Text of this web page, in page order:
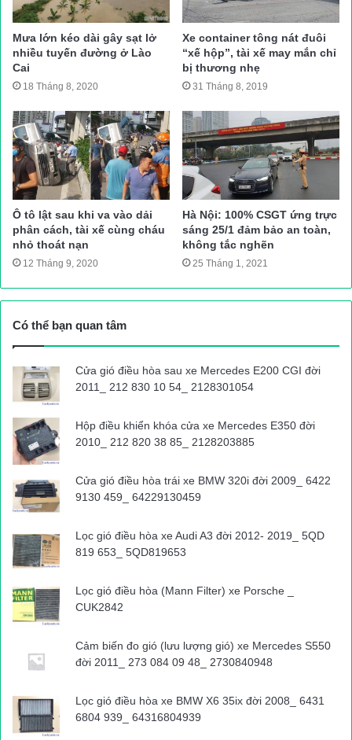
trường đi đến công an huyện trình diện.
Nhận được tin báo, lực lượng CSGT đã đến hiện trường thu
thập thông tin, chứng cứ và trích xuất camera an ninh để xác
định nguyên nhân.
Hải Đường
Nguồn bài viết:ATGT.VN
39 người chết ở Anh mới nhất
Tin tuc trong ngay
Mưa lớn kéo dài gây sạt lở
nhiều tuyến đường ở Lào
Cai
18 Tháng 8, 2020
Xe container tông nát đuôi
“xế hộp”, tài xế may mắn chỉ
bị thương nhẹ
31 Tháng 8, 2019
Ô tô lật sau khi va vào dải
phân cách, tài xế cùng cháu
nhỏ thoát nạn
12 Tháng 9, 2020
Hà Nội: 100% CSGT ứng trực
sáng 25/1 đảm bảo an toàn,
không tắc nghẽn
25 Tháng 1, 2021
Có thể bạn quan tâm
Cửa gió điều hòa sau xe Mercedes E200 CGI đời
2011_ 212 830 10 54_ 2128301054
Hộp điều khiển khóa cửa xe Mercedes E350 đời
2010_ 212 820 38 85_ 2128203885
Cửa gió điều hòa trái xe BMW 320i đời 2009_ 6422
9130 459_ 64229130459
Lọc gió điều hòa xe Audi A3 đời 2012- 2019_ 5QD
819 653_ 5QD819653
Lọc gió điều hòa (Mann Filter) xe Porsche _
CUK2842
Cảm biến đo gió (lưu lượng gió) xe Mercedes S550
đời 2011_ 273 084 09 48_ 2730840948
Lọc gió điều hòa xe BMW X6 35ix đời 2008_ 6431
6804 939_ 64316804939